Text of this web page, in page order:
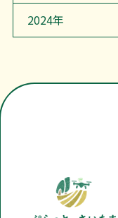
2024年